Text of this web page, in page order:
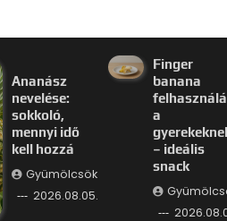
Ananász
nevelése:
sokkoló,
mennyi idő
kell hozzá
Gyümölcsök
2026.08.05.
Finger
banana
a
– ideális
snack